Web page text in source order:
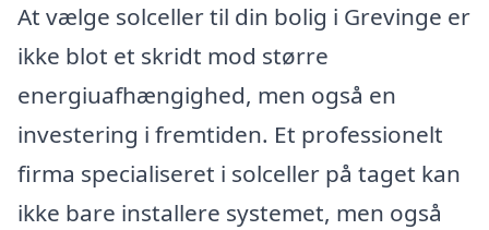
At vælge solceller til din bolig i Grevinge er
ikke blot et skridt mod større
energiuafhængighed, men også en
investering i fremtiden. Et professionelt
firma specialiseret i solceller på taget kan
ikke bare installere systemet, men også